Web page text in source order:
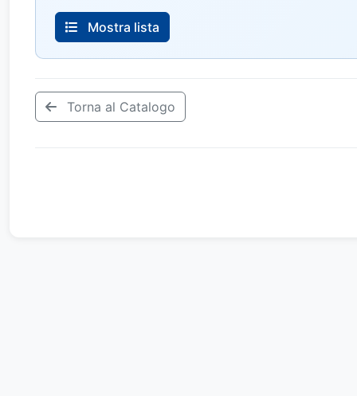
Mostra lista
Torna al Catalogo